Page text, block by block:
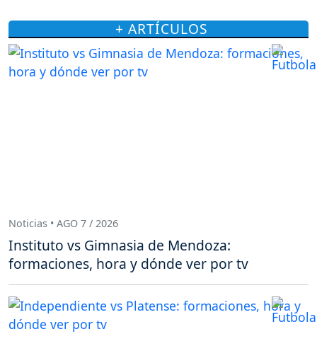
+ ARTÍCULOS
Noticias • AGO 7 / 2026
Instituto vs Gimnasia de Mendoza:
formaciones, hora y dónde ver por tv